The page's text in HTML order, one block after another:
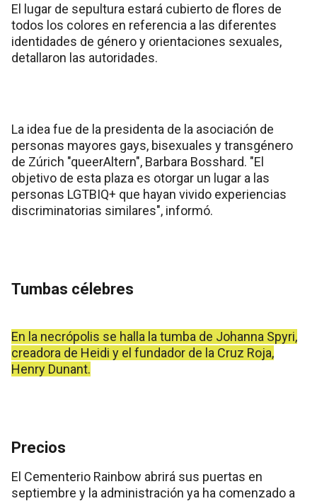
El lugar de sepultura estará cubierto de flores de
todos los colores en referencia a las diferentes
identidades de género y orientaciones sexuales,
detallaron las autoridades.
La idea fue de la presidenta de la asociación de
personas mayores gays, bisexuales y transgénero
de Zúrich "queerAltern", Barbara Bosshard. "El
objetivo de esta plaza es otorgar un lugar a las
personas LGTBIQ+ que hayan vivido experiencias
discriminatorias similares", informó.
Tumbas célebres
En la necrópolis se halla la tumba de Johanna Spyri,
creadora de Heidi y el fundador de la Cruz Roja,
Henry Dunant.
Precios
El Cementerio Rainbow abrirá sus puertas en
septiembre y la administración ya ha comenzado a